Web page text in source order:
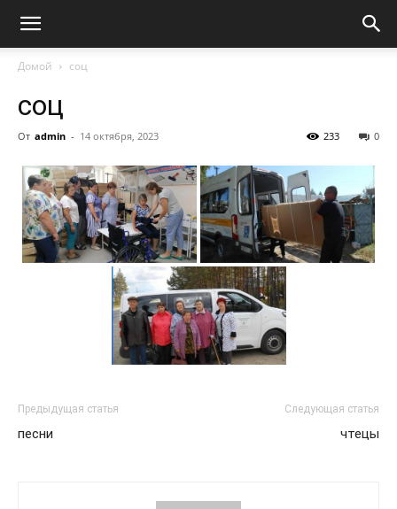
Домой соц
соц
От admin - 14 октября, 2023 0
233
Предыдущая статья
песни
Следующая статья
чтецы